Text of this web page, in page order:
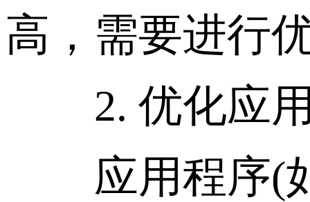
高，需要进行
2. 优化应用
应用程序(如